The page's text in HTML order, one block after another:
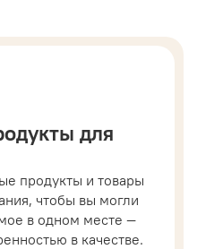
для
продукты и товары
чтобы вы могли
в одном месте —
в качестве.